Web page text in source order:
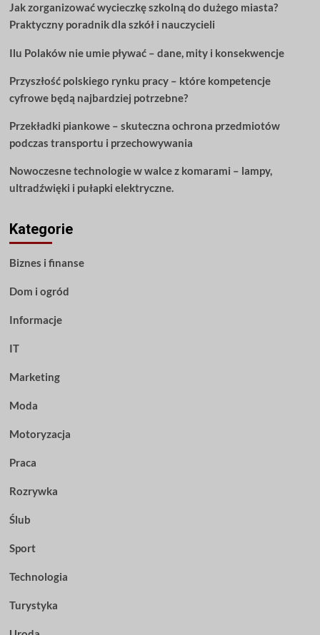
Z,
ten
obejmuje
o
nauce
gitary
Jak zorganizować wycieczkę szkolną do dużego miasta?
Praktyczny poradnik dla szkół i nauczycieli
Ilu Polaków nie umie pływać – dane, mity i konsekwencje
Przyszłość polskiego rynku pracy – które kompetencje
cyfrowe będą najbardziej potrzebne?
Przekładki piankowe – skuteczna ochrona przedmiotów
podczas transportu i przechowywania
Nowoczesne technologie w walce z komarami – lampy,
ultradźwięki i pułapki elektryczne.
Kategorie
Biznes i finanse
Dom i ogród
Informacje
IT
Marketing
Moda
Motoryzacja
Praca
Rozrywka
Ślub
Sport
Technologia
Turystyka